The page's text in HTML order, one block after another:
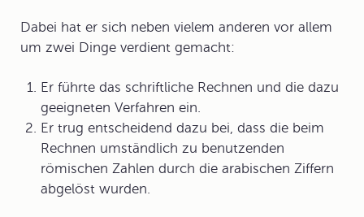
Dabei hat er sich neben vielem anderen vor allem
um zwei Dinge verdient gemacht:
Er führte das schriftliche Rechnen und die dazu
geeigneten Verfahren ein.
Er trug entscheidend dazu bei, dass die beim
Rechnen umständlich zu benutzenden
römischen Zahlen durch die arabischen Ziffern
abgelöst wurden.